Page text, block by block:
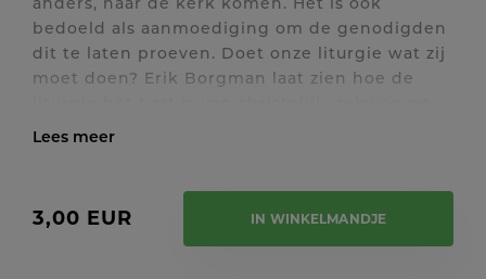
bedoeld als aanmoediging om de genodigden
dit te laten proeven. Doet onze liturgie wat zij
moet doen? Erik Borgman laat zien hoe de
zorgt voor zuurstof. ‘Wie iemand meevraagt
3,00 EUR IN WINKELMANDJE